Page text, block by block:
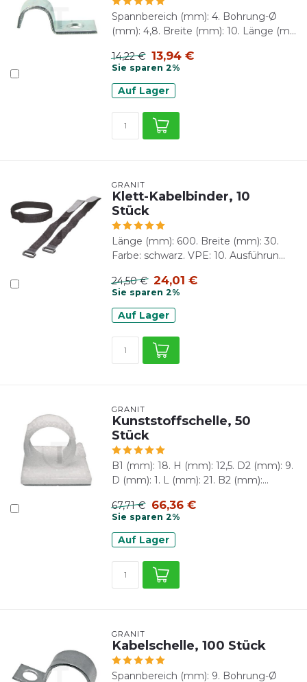
Spannbereich (mm): 4. Bohrung-Ø
(mm): 4,8. Breite (mm): 10. Länge (m...
14,22 € 13,94 €
Sie sparen 2%
Auf Lager
GRANIT
Klett-Kabelbinder, 10
Stück
Länge (mm): 600. Breite (mm): 30.
Farbe: schwarz. VPE: 10. Ausführun...
24,50 € 24,01 €
Sie sparen 2%
Auf Lager
GRANIT
Kunststoffschelle, 50
Stück
B1 (mm): 18. H (mm): 12,5. D2 (mm): 9.
D (mm): 1. L (mm): 21. B2 (mm):...
67,71 € 66,36 €
Sie sparen 2%
Auf Lager
GRANIT
Kabelschelle, 100 Stück
Spannbereich (mm): 9. Bohrung-Ø